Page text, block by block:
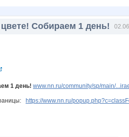
Собираем 1 день!
1 день! www.nn.ru/community/sp/main/
https://www.nn.ru/